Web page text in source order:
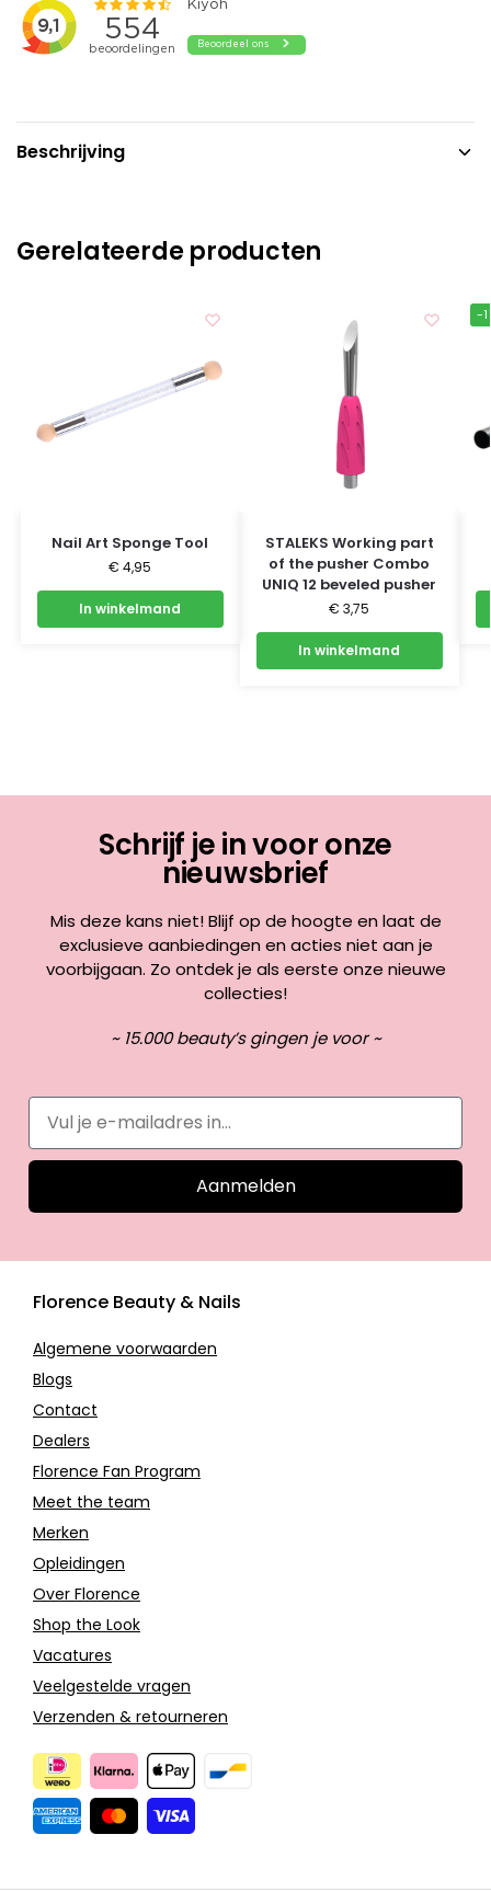
Beschrijving
Gerelateerde producten
Nail Art Sponge Tool
€ 4,95
In winkelmand
STALEKS Working part
of the pusher Combo
UNIQ 12 beveled pusher
€ 3,75
In winkelmand
-
Schrijf je in voor onze
nieuwsbrief
Mis deze kans niet! Blijf op de hoogte en laat de
exclusieve aanbiedingen en acties niet aan je
voorbijgaan. Zo ontdek je als eerste onze nieuwe
collecties!
~ 15.000 beauty’s gingen je voor ~
Aanmelden
Florence Beauty & Nails
Algemene voorwaarden
Blogs
Contact
Dealers
Florence Fan Program
Meet the team
Merken
Opleidingen
Over Florence
Shop the Look
Vacatures
Veelgestelde vragen
Verzenden & retourneren